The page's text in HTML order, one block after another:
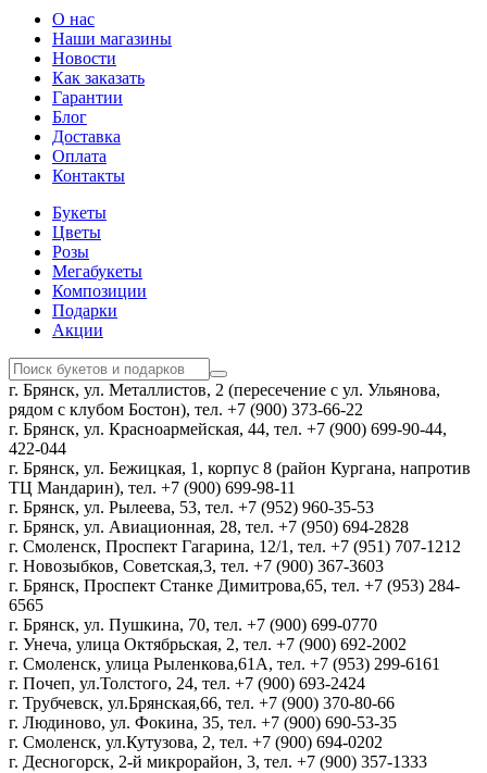
О нас
Наши магазины
Новости
Как заказать
Гарантии
Блог
Доставка
Оплата
Контакты
Букеты
Цветы
Розы
Мегабукеты
Композиции
Подарки
Акции
г. Брянск, ул. Металлистов, 2 (пересечение с ул. Ульянова,
рядом с клубом Бостон), тел. +7 (900) 373-66-22
г. Брянск, ул. Красноармейская, 44, тел. +7 (900) 699-90-44,
422-044
г. Брянск, ул. Бежицкая, 1, корпус 8 (район Кургана, напротив
ТЦ Мандарин), тел. +7 (900) 699-98-11
г. Брянск, ул. Рылеева, 53, тел. +7 (952) 960-35-53
г. Брянск, ул. Авиационная, 28, тел. +7 (950) 694-2828
г. Смоленск, Проспект Гагарина, 12/1, тел. +7 (951) 707-1212
г. Новозыбков, Советская,3, тел. +7 (900) 367-3603
г. Брянск, Проспект Станке Димитрова,65, тел. +7 (953) 284-
6565
г. Брянск, ул. Пушкина, 70, тел. +7 (900) 699-0770
г. Унеча, улица Октябрьская, 2, тел. +7 (900) 692-2002
г. Смоленск, улица Рыленкова,61А, тел. +7 (953) 299-6161
г. Почеп, ул.Толстого, 24, тел. +7 (900) 693-2424
г. Трубчевск, ул.Брянская,66, тел. +7 (900) 370-80-66
г. Людиново, ул. Фокина, 35, тел. +7 (900) 690-53-35
г. Смоленск, ул.Кутузова, 2, тел. +7 (900) 694-0202
г. Десногорск, 2-й микрорайон, 3, тел. +7 (900) 357-1333